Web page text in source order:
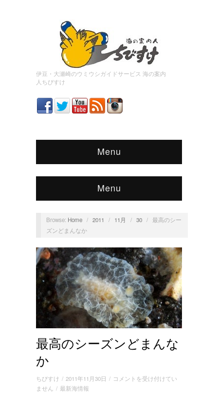
伊豆・大瀬崎のウミウシガイドサービス 海の案内
人ちびすけ
Menu
Menu
Browse: Home / 2011 / 11月 / 30 /
最高のシー
ズンどまんなか
最高のシーズンどまんな
か
ちびすけ / 2011年11月30日 / 最
コメントを受け付けてい
ません / 最新海情報